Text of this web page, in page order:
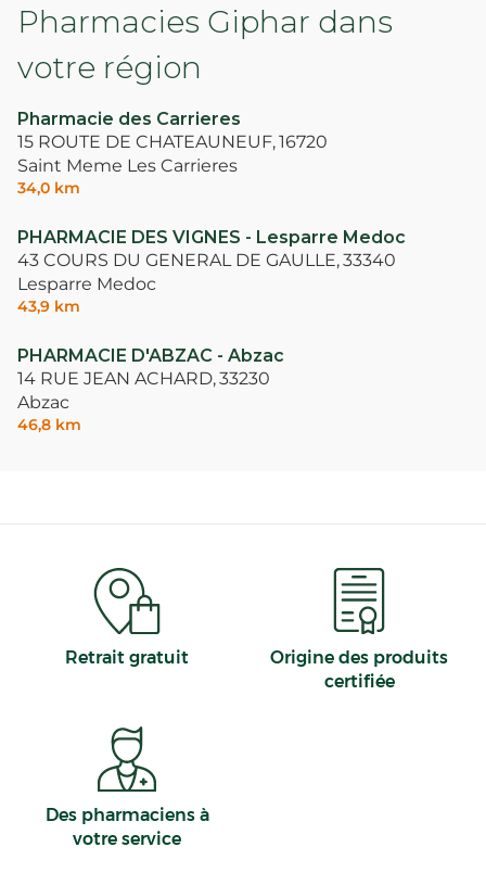
Pharmacies Giphar dans
votre région
Pharmacie des Carrieres
15 ROUTE DE CHATEAUNEUF,16720
Saint Meme Les Carrieres
34,0 km
PHARMACIE DES VIGNES - Lesparre Medoc
43 COURS DU GENERAL DE GAULLE,33340
Lesparre Medoc
43,9 km
PHARMACIE D'ABZAC - Abzac
14 RUE JEAN ACHARD,33230
Abzac
46,8 km
Retrait gratuit
Origine des produits
certifiée
Des pharmaciens à
votre service